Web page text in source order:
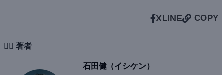
XLINE COPY
✍🏻 著者
石田健（イシケン）